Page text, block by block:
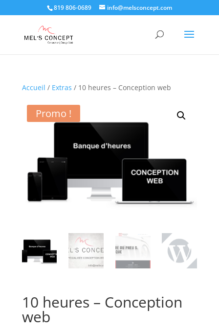
819 806-0689 info@melsconcept.com
Accueil / Extras / 10 heures – Conception web
Promo !
10 heures – Conception
web